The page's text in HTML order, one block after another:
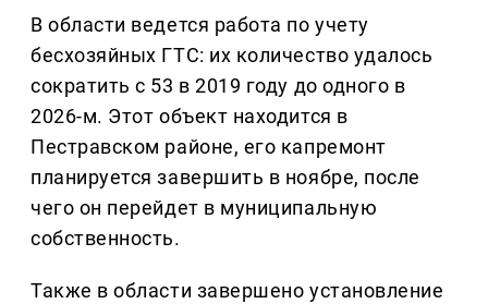
В области ведется работа по учету
бесхозяйных ГТС: их количество удалось
сократить с 53 в 2019 году до одного в
2026-м. Этот объект находится в
Пестравском районе, его капремонт
планируется завершить в ноябре, после
чего он перейдет в муниципальную
собственность.
Также в области завершено установление